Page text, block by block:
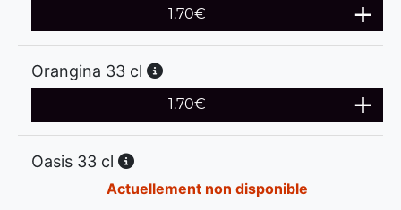
1.70€
Orangina 33 cl
1.70€
Oasis 33 cl
Actuellement non disponible